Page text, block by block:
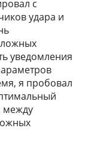
с
удара и
ложных
уведомления
я пробовал
между